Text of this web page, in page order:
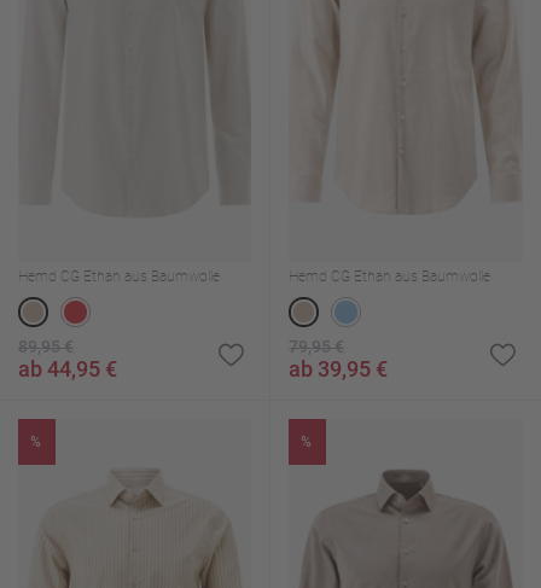
Hemd CG Ethan aus Baumwolle
89,95 €
ab 44,95 €
Hemd CG Ethan aus Baumwolle
79,95 €
ab 39,95 €
% %